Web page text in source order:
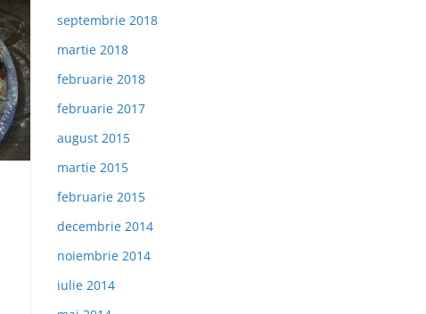
septembrie 2018
martie 2018
februarie 2018
februarie 2017
august 2015
martie 2015
februarie 2015
decembrie 2014
noiembrie 2014
iulie 2014